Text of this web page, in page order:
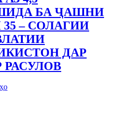
БА ҶАШНИ
– СОЛАГИИ
ДАР